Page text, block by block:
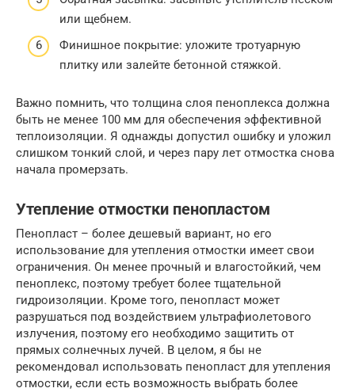
или щебнем.
Финишное покрытие: уложите тротуарную
плитку или залейте бетонной стяжкой.
Важно помнить, что толщина слоя пеноплекса должна
быть не менее 100 мм для обеспечения эффективной
теплоизоляции. Я однажды допустил ошибку и уложил
слишком тонкий слой, и через пару лет отмостка снова
начала промерзать.
Утепление отмостки пенопластом
Пенопласт – более дешевый вариант, но его
использование для утепления отмостки имеет свои
ограничения. Он менее прочный и влагостойкий, чем
пеноплекс, поэтому требует более тщательной
гидроизоляции. Кроме того, пенопласт может
разрушаться под воздействием ультрафиолетового
излучения, поэтому его необходимо защитить от
прямых солнечных лучей. В целом, я бы не
рекомендовал использовать пенопласт для утепления
отмостки, если есть возможность выбрать более